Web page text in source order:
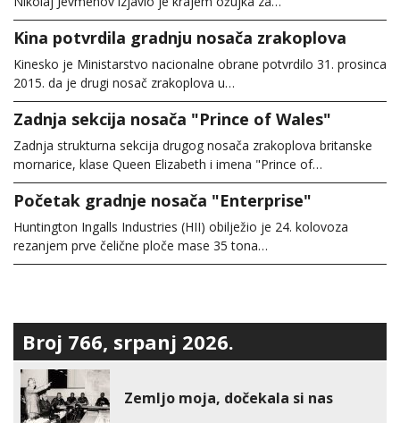
Kina potvrdila gradnju nosača zrakoplova
Kinesko je Ministarstvo nacionalne obrane potvrdilo 31. prosinca
2015. da je drugi nosač zrakoplova u…
Zadnja sekcija nosača "Prince of Wales"
Zadnja strukturna sekcija drugog nosača zrakoplova britanske
mornarice, klase Queen Elizabeth i imena "Prince of…
Početak gradnje nosača "Enterprise"
Huntington Ingalls Industries (HII) obilježio je 24. kolovoza
rezanjem prve čelične ploče mase 35 tona…
Broj 766, srpanj 2026.
Zemljo moja, dočekala si nas